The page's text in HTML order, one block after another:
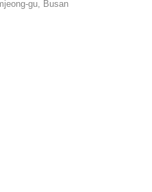
gu, Busan